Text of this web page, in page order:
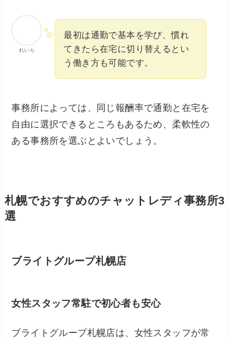
れいら
最初は通勤で基本を学び、慣れ
てきたら在宅に切り替えるとい
う働き方も可能です。
事務所によっては、同じ報酬率で通勤と在宅を
自由に選択できるところもあるため、柔軟性の
ある事務所を選ぶとよいでしょう。
札幌でおすすめのチャットレディ事務所3
選
ブライトグループ札幌店
女性スタッフ常駐で初心者も安心
ブライトグループ札幌店は、女性スタッフが常